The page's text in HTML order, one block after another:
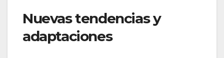
Nuevas tendencias y
adaptaciones